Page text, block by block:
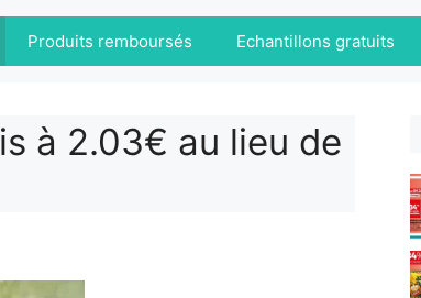
Produits remboursés Echantillons gratuits
à 2.03€ au lieu de